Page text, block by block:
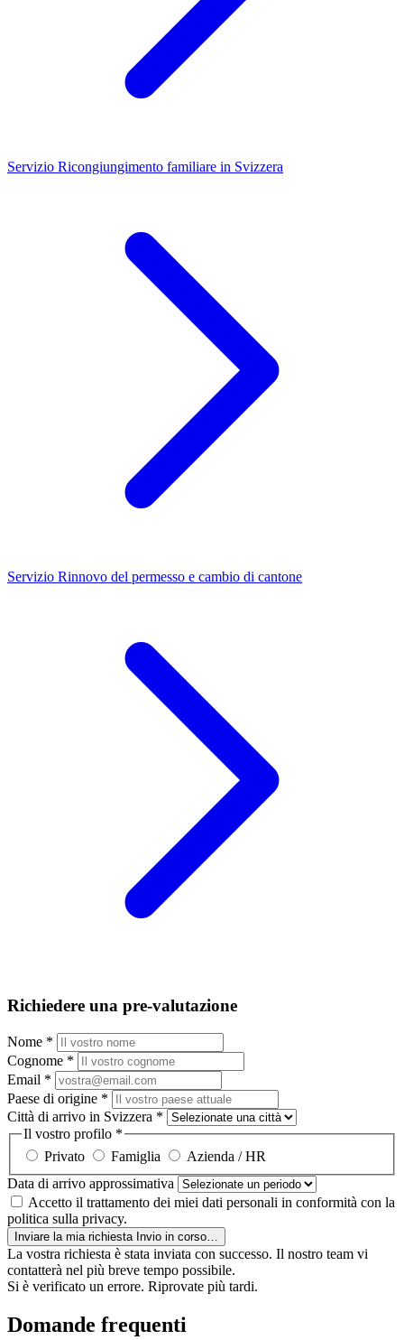
Servizio Ricongiungimento familiare in Svizzera
Servizio Rinnovo del permesso e cambio di cantone
Richiedere una pre-valutazione
Nome *
Cognome *
Email *
Paese di origine *
Città di arrivo in Svizzera *
Il vostro profilo *
Privato
Famiglia
Azienda / HR
Data di arrivo approssimativa
Accetto il trattamento dei miei dati personali in conformità con la
politica sulla privacy.
Inviare la mia richiesta Invio in corso…
La vostra richiesta è stata inviata con successo. Il nostro team vi
contatterà nel più breve tempo possibile.
Si è verificato un errore. Riprovate più tardi.
Domande frequenti